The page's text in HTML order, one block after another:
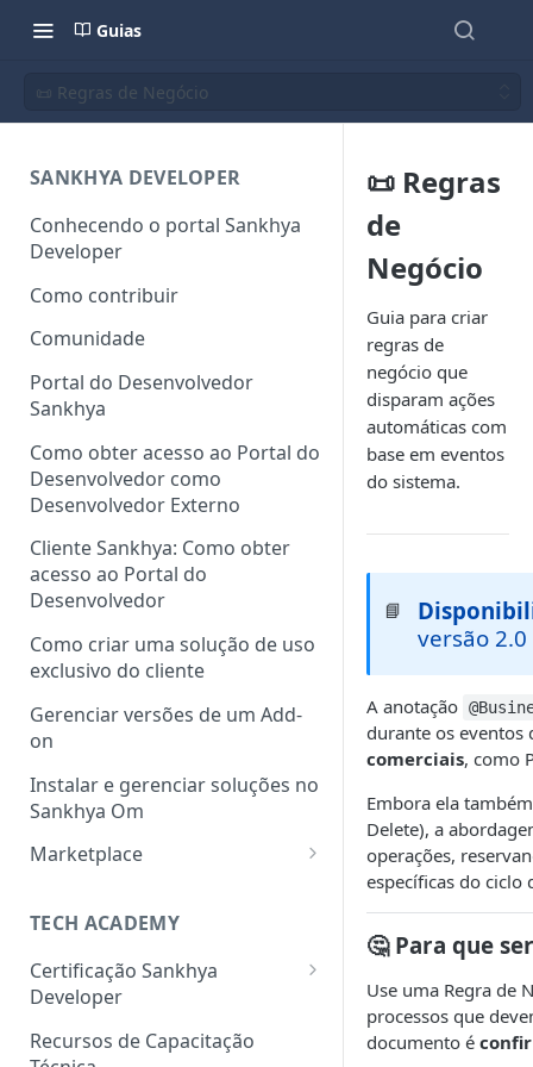
Guias
📜 Regras de Negócio
SANKHYA DEVELOPER
Conhecendo o portal Sankhya
Developer
Como contribuir
Comunidade
Portal do Desenvolvedor
Sankhya
Como obter acesso ao Portal do
Desenvolvedor como
Desenvolvedor Externo
Cliente Sankhya: Como obter
acesso ao Portal do
Desenvolvedor
Como criar uma solução de uso
exclusivo do cliente
Gerenciar versões de um Add-
on
Instalar e gerenciar soluções no
Sankhya Om
Marketplace
no Marketplace via Portal do
TECH ACADEMY
Certificação Sankhya
Developer
Associate Framework (Back-
end)
Recursos de Capacitação
📜 Regras
de
Negócio
Guia para criar
regras de
negócio que
disparam ações
automáticas com
base em eventos
do sistema.
📘
versão
A anotação
durante os eventos
comerciais, como
Embora ela
Delete), a
operações,
específicas do ciclo
🤔 Para que
Use uma Regra de
processos que
documento é